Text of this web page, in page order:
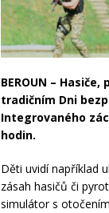
BEROUN –
tradičním Dni
Integrovaného
hodin.
Děti uvidí například
zásah hasičů či
simulátor s